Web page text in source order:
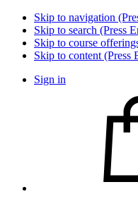
Skip to navigation
Skip to search (Press
Skip to course
Skip to content (Press
Sign in